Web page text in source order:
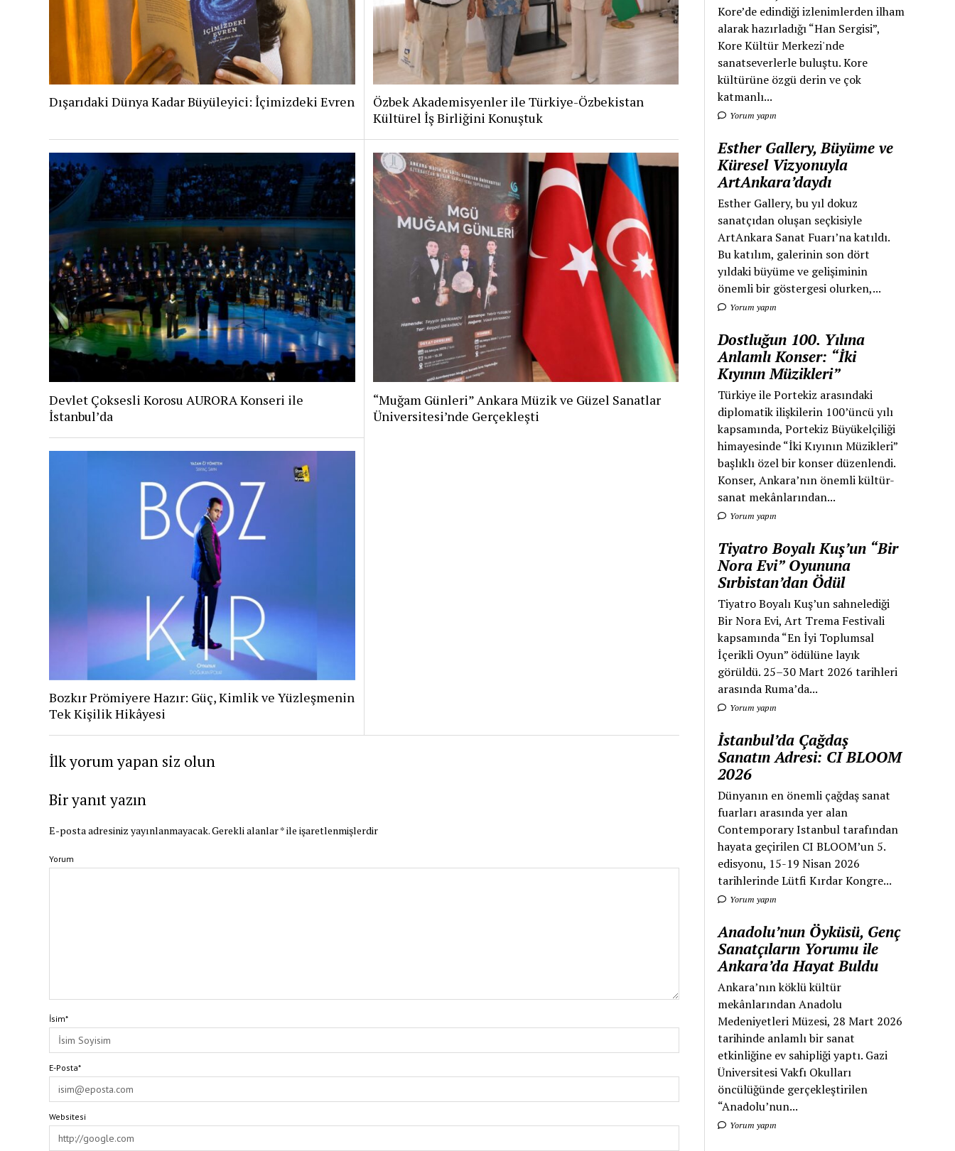
Dışarıdaki Dünya Kadar Büyüleyici: İçimizdeki Evren
Özbek Akademisyenler ile Türkiye-Özbekistan
Kültürel İş Birliğini Konuştuk
Devlet Çoksesli Korosu AURORA Konseri ile
İstanbul’da
“Muğam Günleri” Ankara Müzik ve Güzel Sanatlar
Üniversitesi’nde Gerçekleşti
Bozkır Prömiyere Hazır: Güç, Kimlik ve Yüzleşmenin
Tek Kişilik Hikâyesi
İlk yorum yapan siz olun
Bir yanıt yazın
E-posta adresiniz yayınlanmayacak.Gerekli alanlar*ile işaretlenmişlerdir
Yorum
İsim*
E-Posta*
Websitesi
Kore’de edindiği izlenimlerden ilham
alarak hazırladığı “Han Sergisi”,
Kore Kültür Merkezi'nde
sanatseverlerle buluştu. Kore
kültürüne özgü derin ve çok
katmanlı...
Yorum yapın
Esther Gallery, Büyüme ve
Küresel Vizyonuyla
ArtAnkara’daydı
Esther Gallery, bu yıl dokuz
sanatçıdan oluşan seçkisiyle
ArtAnkara Sanat Fuarı’na katıldı.
Bu katılım, galerinin son dört
yıldaki büyüme ve gelişiminin
önemli bir göstergesi olurken,...
Yorum yapın
Dostluğun 100. Yılına
Anlamlı Konser: “İki
Kıyının Müzikleri”
Türkiye ile Portekiz arasındaki
diplomatik ilişkilerin 100’üncü yılı
kapsamında, Portekiz Büyükelçiliği
himayesinde “İki Kıyının Müzikleri”
başlıklı özel bir konser düzenlendi.
Konser, Ankara’nın önemli kültür-
sanat mekânlarından...
Yorum yapın
Tiyatro Boyalı Kuş’un “Bir
Nora Evi” Oyununa
Sırbistan’dan Ödül
Tiyatro Boyalı Kuş’un sahnelediği
Bir Nora Evi, Art Trema Festivali
kapsamında “En İyi Toplumsal
İçerikli Oyun” ödülüne layık
görüldü. 25–30 Mart 2026 tarihleri
arasında Ruma’da...
Yorum yapın
İstanbul’da Çağdaş
Sanatın Adresi: CI BLOOM
2026
Dünyanın en önemli çağdaş sanat
fuarları arasında yer alan
Contemporary Istanbul tarafından
hayata geçirilen CI BLOOM’un 5.
edisyonu, 15-19 Nisan 2026
tarihlerinde Lütfi Kırdar Kongre...
Yorum yapın
Anadolu’nun Öyküsü, Genç
Sanatçıların Yorumu ile
Ankara’da Hayat Buldu
Ankara’nın köklü kültür
mekânlarından Anadolu
Medeniyetleri Müzesi, 28 Mart 2026
tarihinde anlamlı bir sanat
etkinliğine ev sahipliği yaptı. Gazi
Üniversitesi Vakfı Okulları
öncülüğünde gerçekleştirilen
“Anadolu’nun...
Yorum yapın